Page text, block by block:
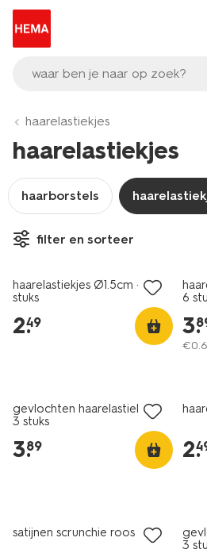
waar ben je naar op zoek?
haarelastiekjes
haarelastiekjes
haarborstels
filter en sorteer
haarelastiekjes Ø1.5cm - 300
stuks
2.
49
6
3.
€0.
gevlochten haarelastieken -
3 stuks
3.
89 2.
satijnen scrunchie roos
3